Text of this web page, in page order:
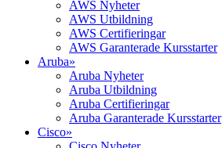
AWS Nyheter
AWS Utbildning
AWS Certifieringar
AWS Garanterade Kursstarter
Aruba»
Aruba Nyheter
Aruba Utbildning
Aruba Certifieringar
Aruba Garanterade Kursstarter
Cisco»